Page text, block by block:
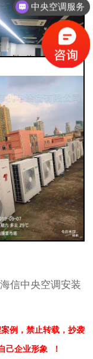
信中央空调安装
例，禁止转载， 抄袭
己企业形象 ！
中央空调服务